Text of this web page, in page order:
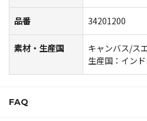
品番 34201200
素材・生産国
キャンバス/ス
生産国：イン
FAQ